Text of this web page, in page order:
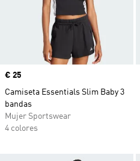
Precio
€ 25
Camiseta Essentials Slim Baby 3
bandas
Mujer Sportswear
4 colores